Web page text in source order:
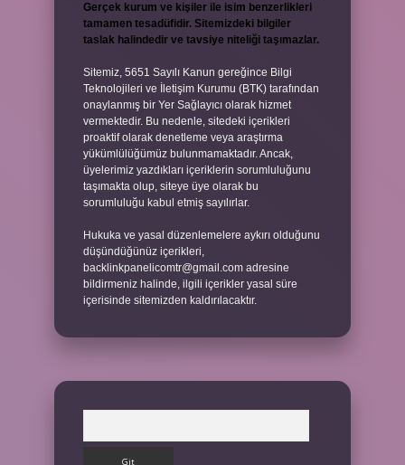
Gerçek kurum ve kişiler ile isim benzerlikleri
tamamen tesadüfidir. Sitemizdeki bilgiler
taslak halindedir ve tavsiye niteliği taşımazlar.
Sitemiz, 5651 Sayılı Kanun gereğince Bilgi
Teknolojileri ve İletişim Kurumu (BTK) tarafından
onaylanmış bir Yer Sağlayıcı olarak hizmet
vermektedir. Bu nedenle, sitedeki içerikleri
proaktif olarak denetleme veya araştırma
yükümlülüğümüz bulunmamaktadır. Ancak,
üyelerimiz yazdıkları içeriklerin sorumluluğunu
taşımakta olup, siteye üye olarak bu
sorumluluğu kabul etmiş sayılırlar.
Hukuka ve yasal düzenlemelere aykırı olduğunu
düşündüğünüz içerikleri,
backlinkpanelicomtr@gmail.com adresine
bildirmeniz halinde, ilgili içerikler yasal süre
içerisinde sitemizden kaldırılacaktır.